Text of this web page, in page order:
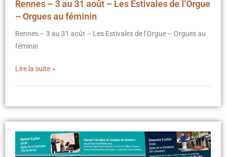
Rennes – 3 au 31 août – Les Estivales de l’Orgue
– Orgues au féminin
Rennes – 3 au 31 août – Les Estivales de l’Orgue – Orgues au
féminin
Lire la suite »